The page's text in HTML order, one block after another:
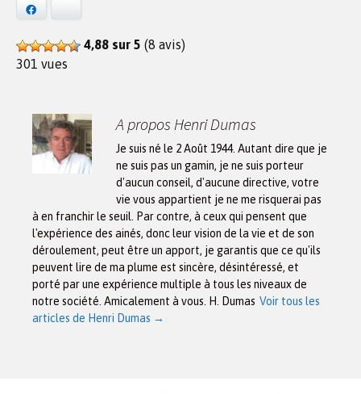
4,88 sur 5 (8 avis)
301 vues
A propos Henri Dumas
Je suis né le 2 Août 1944. Autant dire que je
ne suis pas un gamin, je ne suis porteur
d'aucun conseil, d'aucune directive, votre
vie vous appartient je ne me risquerai pas
à en franchir le seuil. Par contre, à ceux qui pensent que
l'expérience des ainés, donc leur vision de la vie et de son
déroulement, peut être un apport, je garantis que ce qu'ils
peuvent lire de ma plume est sincère, désintéressé, et
porté par une expérience multiple à tous les niveaux de
notre société. Amicalement à vous. H. Dumas Voir tous les
articles de Henri Dumas →